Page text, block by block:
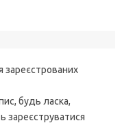
зареєстрованих
будь ласка,
зареєструватися